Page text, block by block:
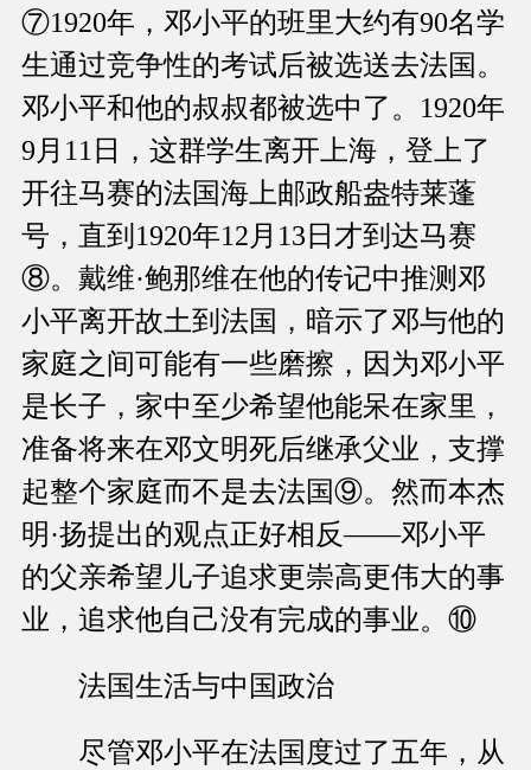
⑦1920年，邓小平的班里大约有90名学
生通过竞争性的考试后被选送去法国。
邓小平和他的叔叔都被选中了。1920年
9月11日，这群学生离开上海，登上了
开往马赛的法国海上邮政船盎特莱蓬
号，直到1920年12月13日才到达马赛
⑧。戴维·鲍那维在他的传记中推测邓
小平离开故土到法国，暗示了邓与他的
家庭之间可能有一些磨擦，因为邓小平
是长子，家中至少希望他能呆在家里，
准备将来在邓文明死后继承父业，支撑
起整个家庭而不是去法国⑨。然而本杰
明·扬提出的观点正好相反——邓小平
的父亲希望儿子追求更崇高更伟大的事
业，追求他自己没有完成的事业。⑩
法国生活与中国政治
尽管邓小平在法国度过了五年，从